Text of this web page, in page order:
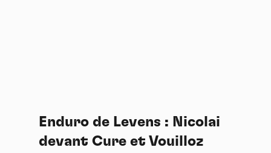
Enduro de Levens : Nicolai
devant Cure et Vouilloz